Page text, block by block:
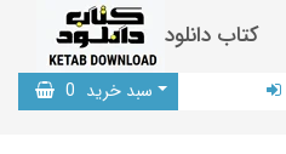
کتاب دانلود
سبد خرید 0